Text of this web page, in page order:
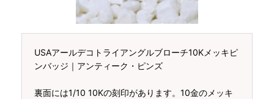
USAアールデコトライアングルブローチ10Kメッキピ
ンバッジ｜アンティーク・ピンズ
裏面には1/10 10Kの刻印があります。10金のメッキ